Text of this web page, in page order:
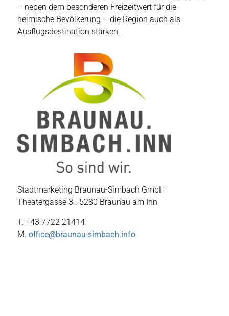
– neben dem besonderen Freizeitwert für die
heimische Bevölkerung – die Region auch als
Ausflugsdestination stärken.
Stadtmarketing Braunau-Simbach GmbH
Theatergasse 3 . 5280 Braunau am Inn
T. +43 7722 21414
M. office@braunau-simbach.info